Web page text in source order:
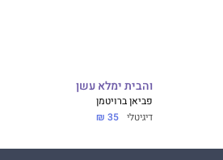
כשהלכתי
והבית ימלא עשן
פביאן ברויטמן
דיגיטלי 35 ₪